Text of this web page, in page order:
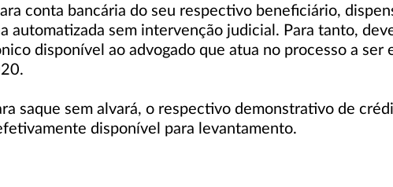
conta bancária do seu respectivo beneficiário,
automatizada sem intervenção judicial. Para tanto,
disponível ao advogado que atua no processo a ser
saque sem alvará, o respectivo demonstrativo de
disponível para levantamento.